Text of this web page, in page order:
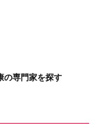
の専門家を探す